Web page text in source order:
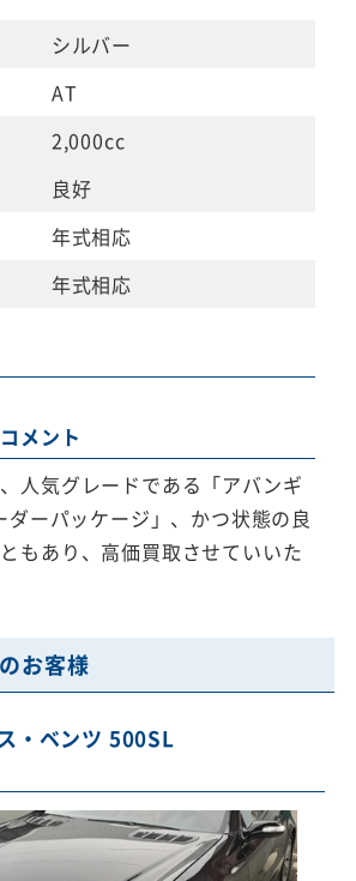
シルバー
AT
2,000cc
良好
年式相応
年式相応
メント
人気グレードである「アバンギ
ダーパッケージ」、かつ状態の良
もあり、高価買取させていいた
お客様
・ベンツ 500SL